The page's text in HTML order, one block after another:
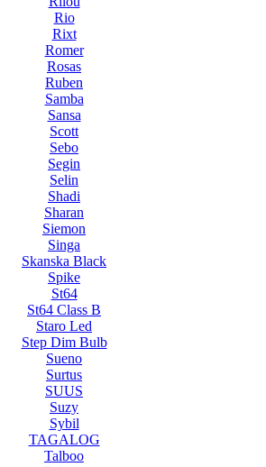
Rio
Rixt
Romer
Rosas
Ruben
Samba
Sansa
Scott
Sebo
Segin
Selin
Shadi
Sharan
Siemon
Singa
Skanska Black
Spike
St64
St64 Class B
Staro Led
Step Dim Bulb
Sueno
Surtus
SUUS
Suzy
Sybil
TAGALOG
Talboo